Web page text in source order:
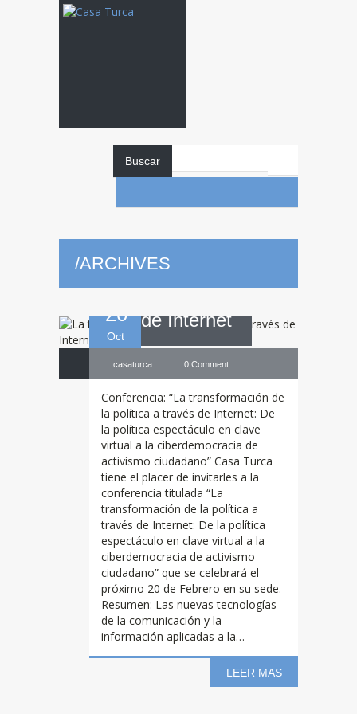
Buscar
/ARCHIVES
20
Oct
transformación de
la política a través
de Internet
casaturca 0 Comment
Conferencia: “La transformación de
la política a través de Internet: De
la política espectáculo en clave
virtual a la ciberdemocracia de
activismo ciudadano” Casa Turca
tiene el placer de invitarles a la
conferencia titulada “La
transformación de la política a
través de Internet: De la política
espectáculo en clave virtual a la
ciberdemocracia de activismo
ciudadano” que se celebrará el
próximo 20 de Febrero en su sede.
Resumen: Las nuevas tecnologías
de la comunicación y la
información aplicadas a la…
LEER MAS